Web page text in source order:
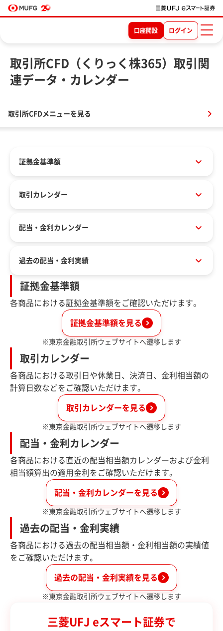
口座開設 ログイン
取引所CFD（くりっく株365）取引関
連データ・カレンダー
証拠金基準額
取引カレンダー
配当・金利カレンダー
過去の配当・金利実績
証拠金基準額
各商品における証拠金基準額をご確認いただけます。
証拠金基準額を見る
※東京金融取引所ウェブサイトへ遷移します
取引カレンダー
各商品における取引日や休業日、決済日、金利相当額の
計算日数などをご確認いただけます。
取引カレンダーを見る
※東京金融取引所ウェブサイトへ遷移します
配当・金利カレンダー
各商品における直近の配当相当額カレンダーおよび金利
相当額算出の適用金利をご確認いただけます。
配当・金利カレンダーを見る
※東京金融取引所ウェブサイトへ遷移します
過去の配当・金利実績
各商品における過去の配当相当額・金利相当額の実績値
をご確認いただけます。
過去の配当・金利実績を見る
※東京金融取引所ウェブサイトへ遷移します
三菱UFJ eスマート証券で
取引所CFDメニューを見る